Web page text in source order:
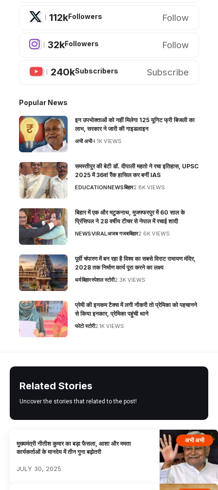
112kFollowers Follow
32kFollowers Follow
240kSubscribers Subscribe
Popular News
इन उपभोक्ताओं को नहीं मिलेगा 125 यूनिट फ्री बिजली का
लाभ, सरकार ने जारी की गाइडलाइन
अभी अभी4.1K VIEWS
समस्तीपुर की बेटी डॉ. दीपाली महतो ने रचा इतिहास, UPSC
2025 में 36वां रैंक हासिल कर बनीं IAS
EDUCATIONNEWSबिहार2.8K VIEWS
बिहार में एक और मटुकनाथ, मुजफ्फरपुर में 60 साल के
प्रिंसिपल ने 28 वर्षीय टीचर से नेपाल में रचाई शादी
NEWSVIRALअजब गजबबिहार2.6K VIEWS
पूर्वी चंपारण में बन रहा है विश्व का सबसे विराट रामायण मंदिर,
2028 तक निर्माण कार्य पूरा करने का लक्ष्य
धर्मबिहारस्पेशल स्टोरी2.3K VIEWS
प्रेमी की इनकम टैक्स में लगी नौकरी तो प्रेमिका को पहचानने
से किया इनकार, प्रेमिका पहुंची थाने
फोटो स्टोरी2.1K VIEWS
Related Stories
Uncover the stories that related to the post!
अभी अभी
मुख्यमंत्री नीतीश कुमार का बड़ा फैसला, आशा और ममता
कार्यकर्ताओं के मानदेय में तीन गुना बढ़ोतरी
JULY 30, 2025